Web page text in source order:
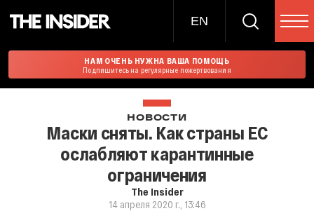
EN
НАМ ОЧЕНЬ НУЖНА ВАША ПОМОЩЬ
Подпишитесь на регулярные пожертвования
НОВОСТИ
Маски сняты. Как страны ЕС
ослабляют карантинные
ограничения
The Insider
14 апреля 2020 г., 13:46